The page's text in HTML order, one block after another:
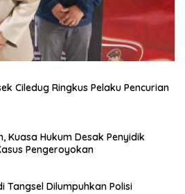
Ciledug Ringkus Pelaku Pencurian
Kuasa Hukum Desak Penyidik
Pengeroyokan
Tangsel Dilumpuhkan Polisi